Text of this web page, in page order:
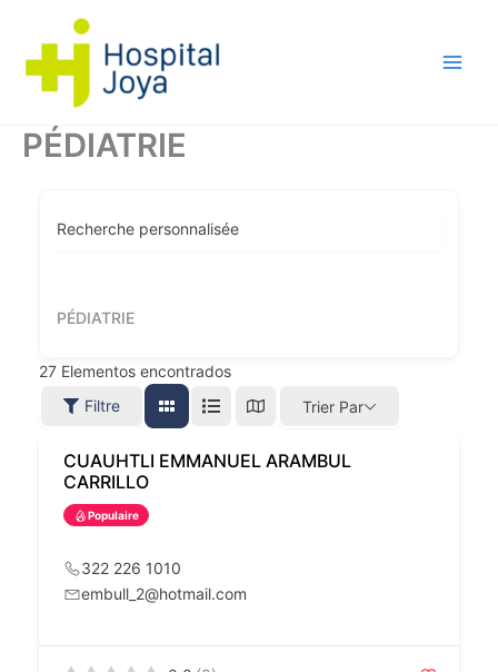
contenu
PÉDIATRIE
Recherche personnalisée
PÉDIATRIE
27 Elementos encontrados
Filtre
Trier Par
CUAUHTLI EMMANUEL ARAMBUL
CARRILLO
Populaire
322 226 1010
embull_2@hotmail.com